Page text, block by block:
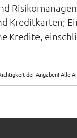
Kreditkarten;
der Angaben! Alle